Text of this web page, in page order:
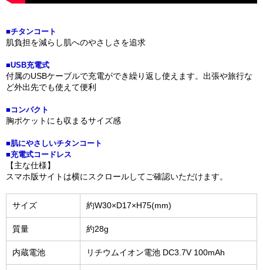
■チタンコート
肌負担を減らし肌へのやさしさを追求
■USB充電式
付属のUSBケーブルで充電ができ繰り返し使えます。出張や旅行な
ど外出先でも使えて便利
■コンパクト
胸ポケットにも収まるサイズ感
■肌にやさしいチタンコート
■充電式コードレス
【主な仕様】
スマホ版サイトは横にスクロールしてご確認いただけます。
サイズ 約W30×D17×H75(mm)
質量 約28g
内蔵電池 リチウムイオン電池 DC3.7V 100mAh